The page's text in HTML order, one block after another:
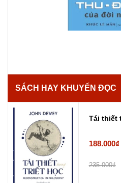
SÁCH HAY KHUYẾN ĐỌC
Tái thiết
188.000₫
235.000₫